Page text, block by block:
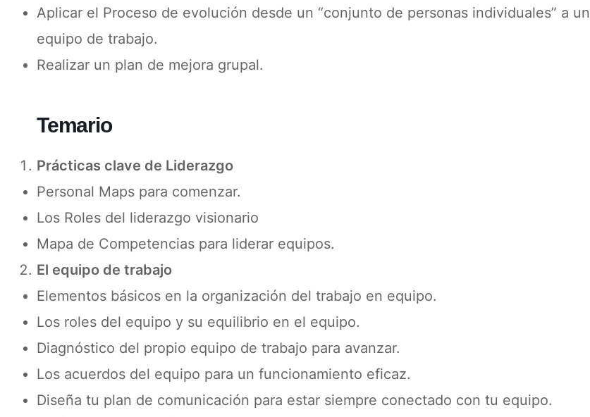
Aplicar el Proceso de evolución desde un “conjunto de personas individuales” a un
equipo de trabajo.
Realizar un plan de mejora grupal.
Temario
Prácticas clave de Liderazgo
Personal Maps para comenzar.
Los Roles del liderazgo visionario
Mapa de Competencias para liderar equipos.
El equipo de trabajo
Elementos básicos en la organización del trabajo en equipo.
Los roles del equipo y su equilibrio en el equipo.
Diagnóstico del propio equipo de trabajo para avanzar.
Los acuerdos del equipo para un funcionamiento eficaz.
Diseña tu plan de comunicación para estar siempre conectado con tu equipo.